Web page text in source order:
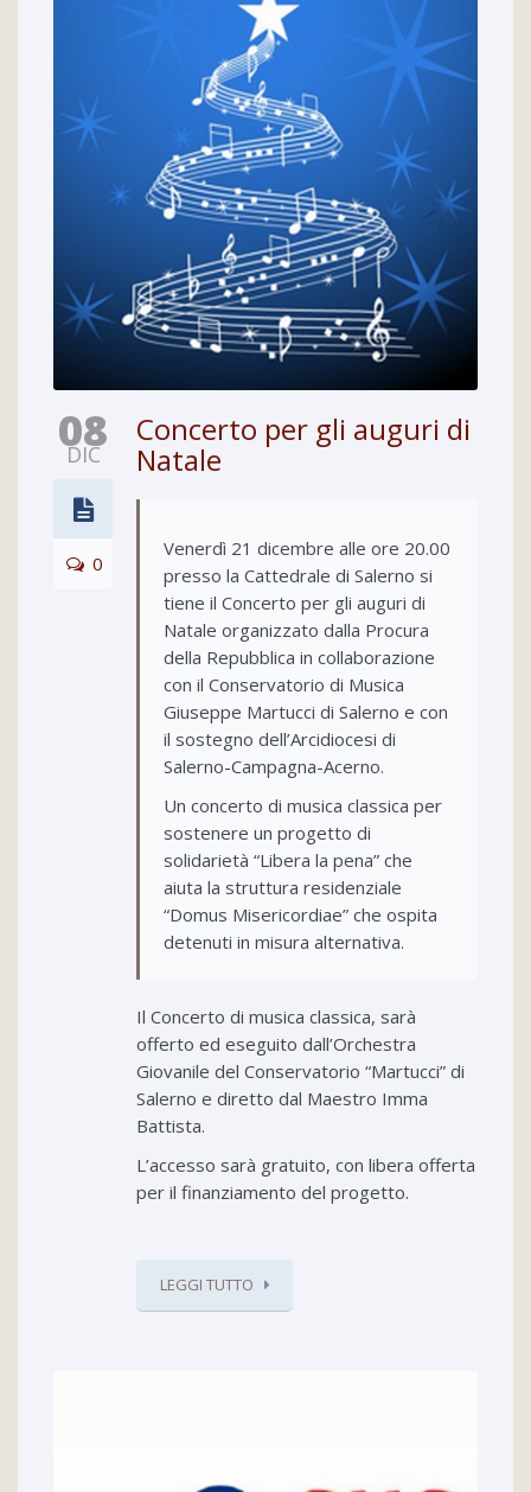
08
DIC
0
Concerto per gli auguri di
Natale
Venerdì 21 dicembre alle ore 20.00
presso la Cattedrale di Salerno si
tiene il Concerto per gli auguri di
Natale organizzato dalla Procura
della Repubblica in collaborazione
con il Conservatorio di Musica
Giuseppe Martucci di Salerno e con
il sostegno dell’Arcidiocesi di
Salerno-Campagna-Acerno.
Un concerto di musica classica per
sostenere un progetto di
solidarietà “Libera la pena” che
aiuta la struttura residenziale
“Domus Misericordiae” che ospita
detenuti in misura alternativa.
Il Concerto di musica classica, sarà
offerto ed eseguito dall’Orchestra
Giovanile del Conservatorio “Martucci” di
Salerno e diretto dal Maestro Imma
Battista.
L’accesso sarà gratuito, con libera offerta
per il finanziamento del progetto.
LEGGI TUTTO